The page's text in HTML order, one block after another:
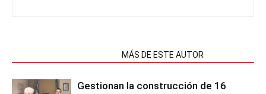
MÁS DE ESTE AUTOR
Gestionan la construcción de 16